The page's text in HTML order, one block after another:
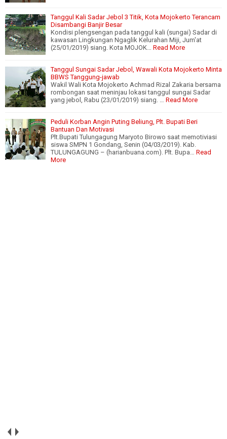
Tanggul Kali Sadar Jebol 3 Titik, Kota Mojokerto Terancam
Disambangi Banjir Besar
Kondisi plengsengan pada tanggul kali (sungai) Sadar di
kawasan Lingkungan Ngaglik Kelurahan Miji, Jum'at
(25/01/2019) siang. Kota MOJOK… Read More
Tanggul Sungai Sadar Jebol, Wawali Kota Mojokerto Minta
BBWS Tanggung-jawab
Wakil Wali Kota Mojokerto Achmad Rizal Zakaria bersama
rombongan saat meninjau lokasi tanggul sungai Sadar
yang jebol, Rabu (23/01/2019) siang. … Read More
Peduli Korban Angin Puting Beliung, Plt. Bupati Beri
Bantuan Dan Motivasi
Plt.Bupati Tulungagung Maryoto Birowo saat memotiviasi
siswa SMPN 1 Gondang, Senin (04/03/2019). Kab.
TULUNGAGUNG – (harianbuana.com). Plt. Bupa… Read
More